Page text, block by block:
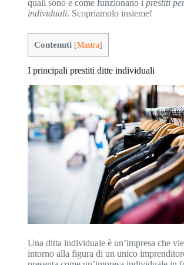
quali sono e come funzionano i prestiti
individuali. Scopriamolo insieme!
Contenuti [Mastra]
I principali prestiti ditte individuali
Una ditta individuale è un’impresa che
intorno alla figura di un unico